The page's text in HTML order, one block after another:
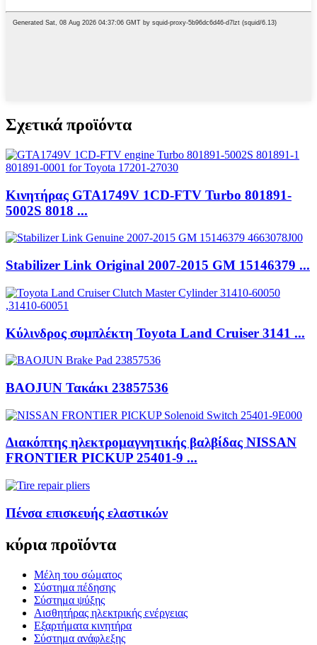
Σχετικά προϊόντα
Κινητήρας GTA1749V 1CD-FTV Turbo 801891-
5002S 8018 ...
Stabilizer Link Original 2007-2015 GM 15146379 ...
Κύλινδρος συμπλέκτη Toyota Land Cruiser 3141 ...
BAOJUN Τακάκι 23857536
Διακόπτης ηλεκτρομαγνητικής βαλβίδας NISSAN
FRONTIER PICKUP 25401-9 ...
Πένσα επισκευής ελαστικών
κύρια προϊόντα
Μέλη του σώματος
Σύστημα πέδησης
Σύστημα ψύξης
Αισθητήρας ηλεκτρικής ενέργειας
Εξαρτήματα κινητήρα
Σύστημα ανάφλεξης